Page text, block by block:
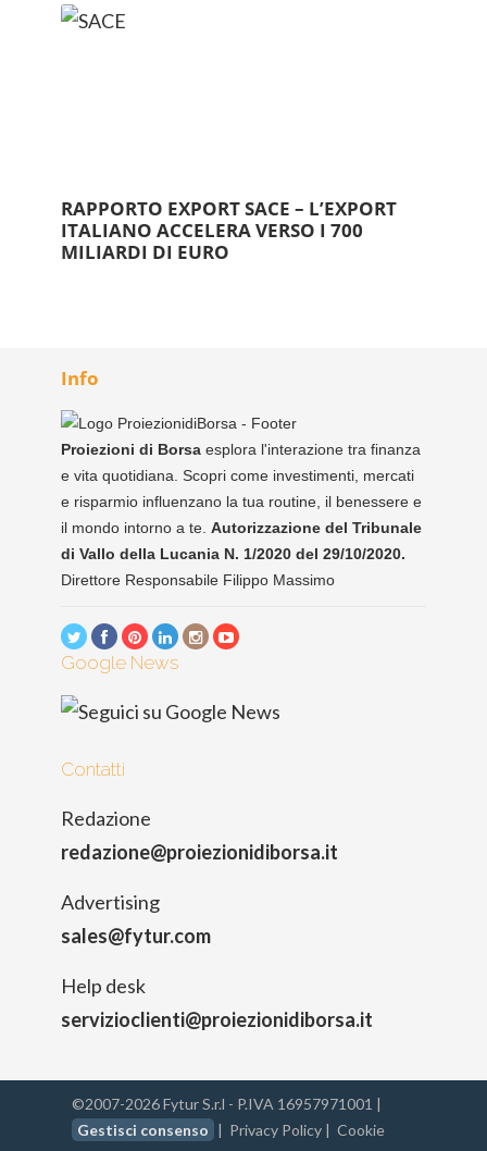
RAPPORTO EXPORT SACE – L’EXPORT
ITALIANO ACCELERA VERSO I 700
MILIARDI DI EURO
Info
Proiezioni di Borsa esplora l'interazione tra finanza
e vita quotidiana. Scopri come investimenti, mercati
e risparmio influenzano la tua routine, il benessere e
il mondo intorno a te. Autorizzazione del Tribunale
di Vallo della Lucania N. 1/2020 del 29/10/2020.
Direttore Responsabile Filippo Massimo
Google News
Contatti
Redazione
redazione@proiezionidiborsa.it
Advertising
sales@fytur.com
Help desk
servizioclienti@proiezionidiborsa.it
©2007-2026 Fytur S.r.l - P.IVA 16957971001 |
Gestisci consenso | Privacy Policy | Cookie